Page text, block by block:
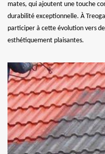
mates, qui ajoutent une touche
durabilité exceptionnelle. À
participer à cette évolution vers
esthétiquement plaisantes.